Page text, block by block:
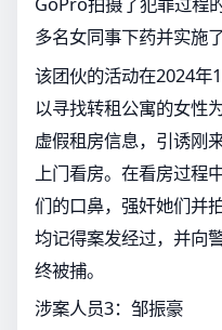
多名女同事下药并实施
该团伙的活动在2024年
以寻找转租公寓的女性
虚假租房信息，引诱刚
上门看房。在看房过程
们的口鼻，强奸她们并
均记得案发经过，并向
终被捕。
涉案人员3：邹振豪